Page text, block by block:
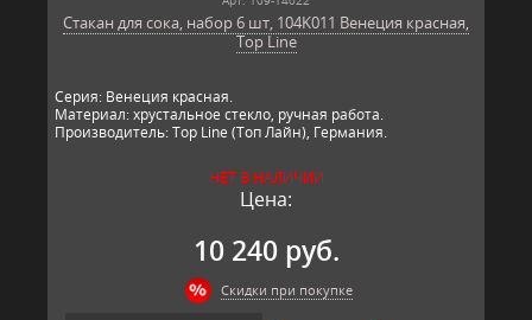
Стакан для сока, набор 6 шт, 104K011 Венеция красная,
Top Line
Серия: Венеция красная.
Материал: хрустальное стекло, ручная работа.
Производитель: Top Line (Топ Лайн), Германия.
НЕТ В НАЛИЧИИ
Цена:
10 240 руб.
Скидки при покупке